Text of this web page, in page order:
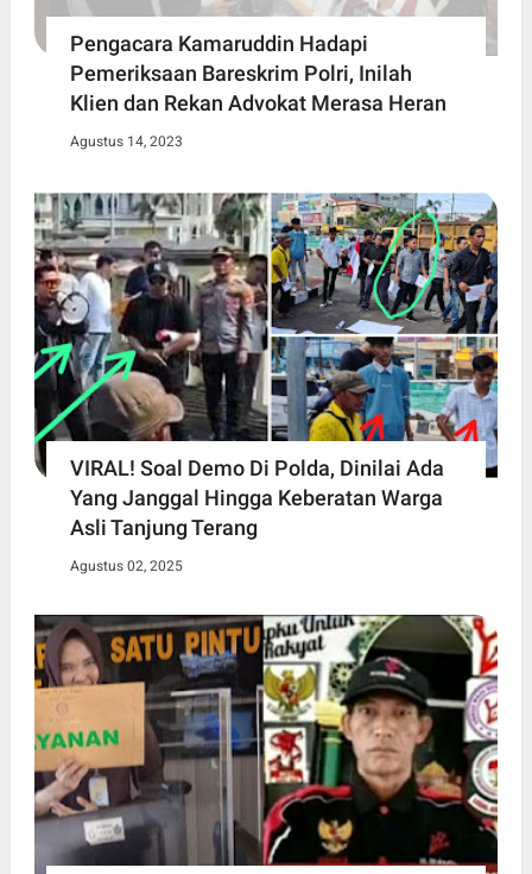
Pengacara Kamaruddin Hadapi
Pemeriksaan Bareskrim Polri, Inilah
Klien dan Rekan Advokat Merasa Heran
Agustus 14, 2023
VIRAL! Soal Demo Di Polda, Dinilai Ada
Yang Janggal Hingga Keberatan Warga
Asli Tanjung Terang
Agustus 02, 2025